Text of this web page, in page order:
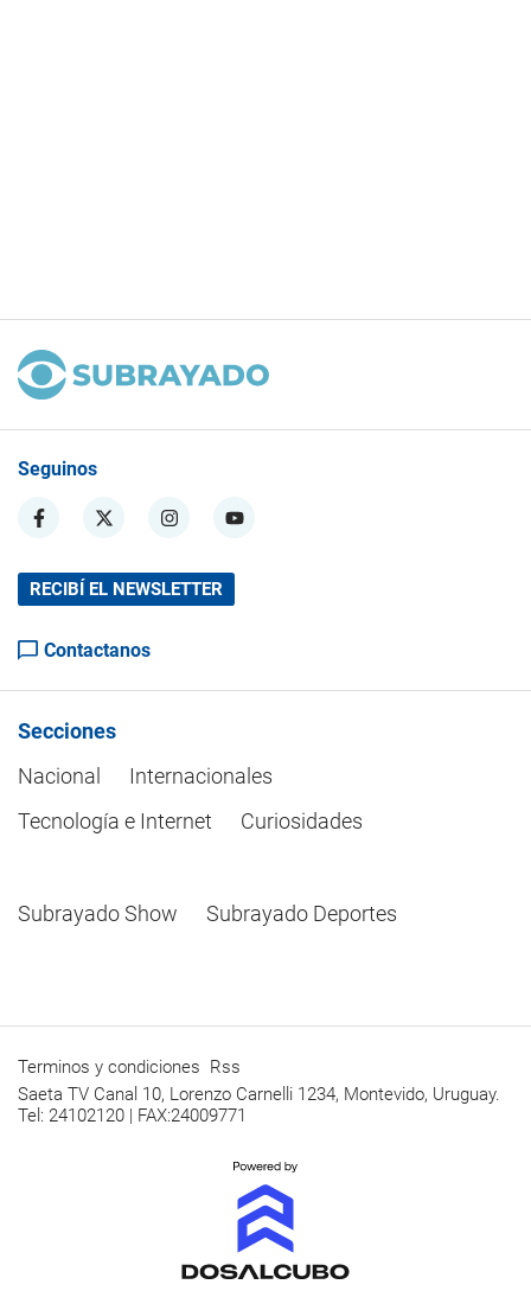
Seguinos
RECIBÍ EL NEWSLETTER
Contactanos
Secciones
Nacional
Internacionales
Tecnología e Internet
Curiosidades
Subrayado Show Subrayado Deportes
Terminos y condiciones Rss
Saeta TV Canal 10, Lorenzo Carnelli 1234, Montevido, Uruguay.
Tel: 24102120 | FAX:24009771